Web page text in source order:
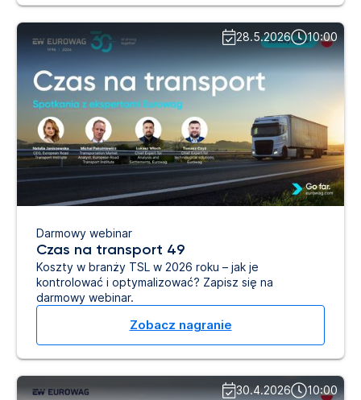
Darmowy webinar
Czas na transport 49
Koszty w branży TSL w 2026 roku – jak je
kontrolować i optymalizować? Zapisz się na
darmowy webinar.
Zobacz nagranie
28.5.2026 10:00
30.4.2026 10:00